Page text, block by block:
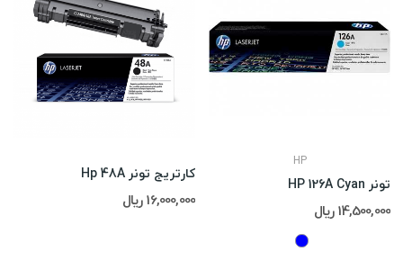
کارتریج تونر Hp 48A
16,000,000 ریال
HP
تونر HP 126A Cyan
14,500,000 ریال